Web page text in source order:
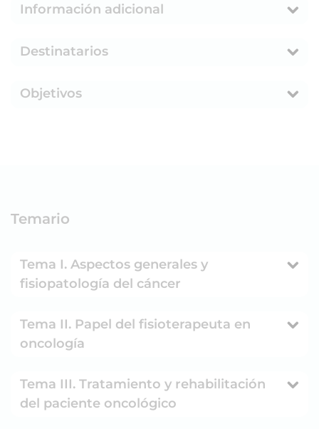
Información adicional
Destinatarios
Objetivos
Temario
Tema I. Aspectos generales y
fisiopatología del cáncer
Tema II. Papel del fisioterapeuta en
oncología
Tema III. Tratamiento y rehabilitación
del paciente oncológico